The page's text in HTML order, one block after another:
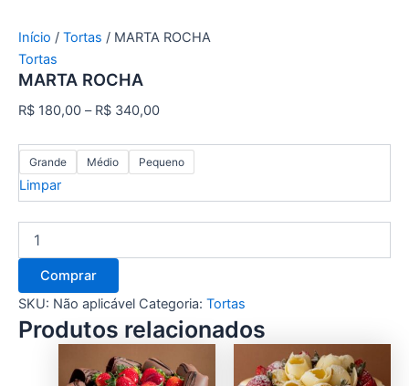
Início / Tortas / MARTA ROCHA
Tortas
MARTA ROCHA
R$ 180,00 – R$ 340,00
Grande Médio Pequeno
Limpar
Comprar
SKU: Não aplicável Categoria: Tortas
Produtos relacionados
product
product